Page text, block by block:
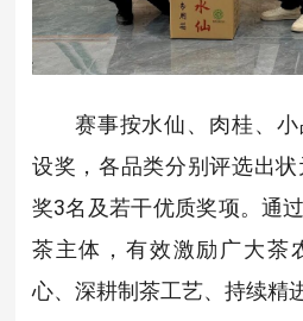
赛事按水仙、肉桂、
设奖，各品类分别评选出
奖3名及若干优质奖项。通
茶主体，有效激励广大茶
心、深耕制茶工艺、持续精